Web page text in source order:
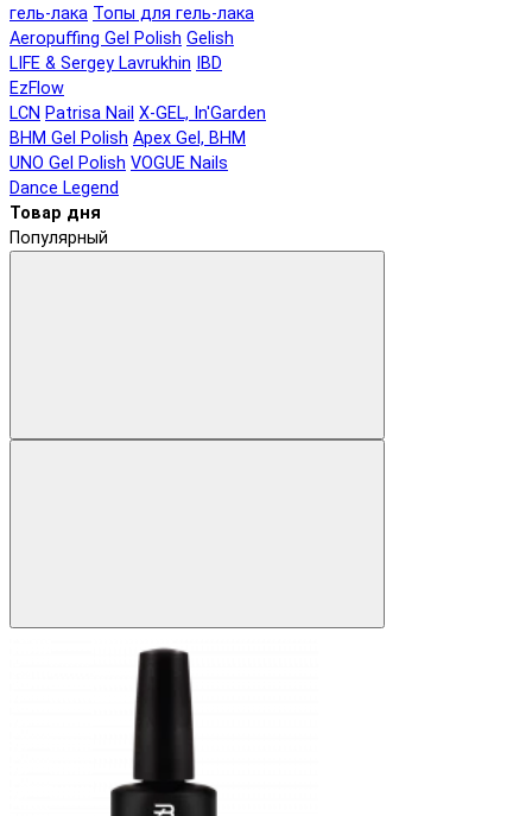
гель-лака Топы для гель-лака
Aeropuffing Gel Polish Gelish
LIFE & Sergey Lavrukhin
IBD
EzFlow
LCN Patrisa Nail X-GEL, In'Garden
BHM Gel Polish Apex Gel, BHM
UNO Gel Polish VOGUE Nails
Dance Legend
Товар дня
Популярный